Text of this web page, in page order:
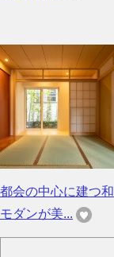
都会の中心に建つ和
モダンが美...